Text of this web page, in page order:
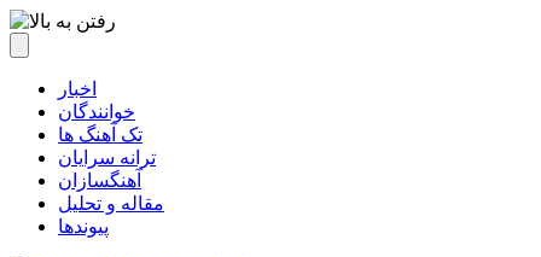
اخبار
خوانندگان
تک آهنگ ها
ترانه سرایان
آهنگسازان
مقاله و تحلیل
پیوندها